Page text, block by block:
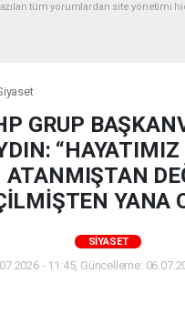
tüm yorumlardan site yönetimi
GRUP
“HAYATIMIZ
ATANMIŞTAN
YANA
SIYASET
- 11:45, Güncelleme: